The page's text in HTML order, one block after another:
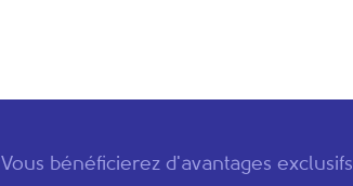
Vous bénéficierez d'avantages exclusifs